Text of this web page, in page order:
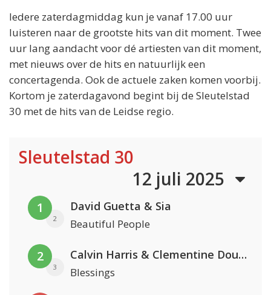
Iedere zaterdagmiddag kun je vanaf 17.00 uur
luisteren naar de grootste hits van dit moment. Twee
uur lang aandacht voor dé artiesten van dit moment,
met nieuws over de hits en natuurlijk een
concertagenda. Ook de actuele zaken komen voorbij.
Kortom je zaterdagavond begint bij de Sleutelstad
30 met de hits van de Leidse regio.
Sleutelstad 30
12 juli 2025
1
2
David Guetta & Sia
Beautiful People
2
3
Calvin Harris & Clementine Douglas
Blessings